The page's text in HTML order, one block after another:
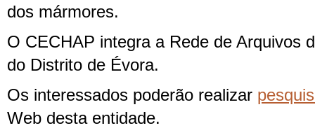
dos mármores.
O CECHAP integra a Rede de Arquivos
do Distrito de Évora.
Os interessados poderão realizar
Web desta entidade.